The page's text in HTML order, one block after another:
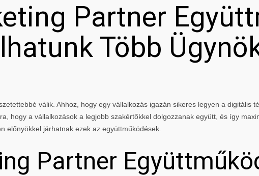
Partner
Több
válik. Ahhoz, hogy egy vállalkozás igazán sikeres legyen a digitális
hogy a vállalkozások a legjobb szakértőkkel dolgozzanak együtt, és így
előnyökkel járhatnak ezek az együttműködések.
Partner